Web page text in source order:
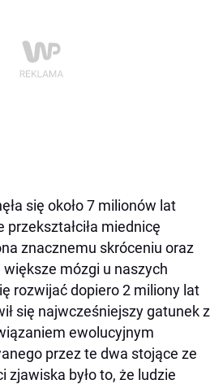
się około 7 milionów lat
miednicę
znacznemu skróceniu oraz
mózgi u naszych
rozwijać dopiero 2 miliony lat
się najwcześniejszy gatunek z
ewolucyjnym
przez te dwa stojące ze
zjawiska było to, że ludzie